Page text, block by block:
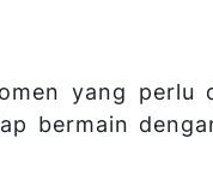
yang
bermain